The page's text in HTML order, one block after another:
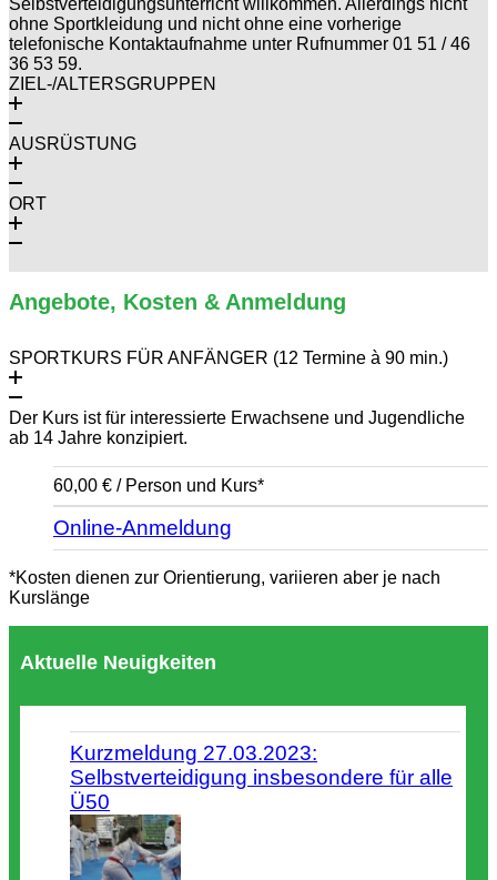
Selbstverteidigungsunterricht willkommen. Allerdings nicht
ohne Sportkleidung und nicht ohne eine vorherige
telefonische Kontaktaufnahme unter Rufnummer 01 51 / 46
36 53 59.
ZIEL-/ALTERSGRUPPEN
AUSRÜSTUNG
ORT
Angebote, Kosten & Anmeldung
SPORTKURS FÜR ANFÄNGER (12 Termine à 90 min.)
Der Kurs ist für interessierte Erwachsene und Jugendliche
ab 14 Jahre konzipiert.
60,00 € / Person und Kurs*
Online-Anmeldung
*Kosten dienen zur Orientierung, variieren aber je nach
Kurslänge
Aktuelle Neuigkeiten
Kurzmeldung 27.03.2023:
Selbstverteidigung insbesondere für alle
Ü50